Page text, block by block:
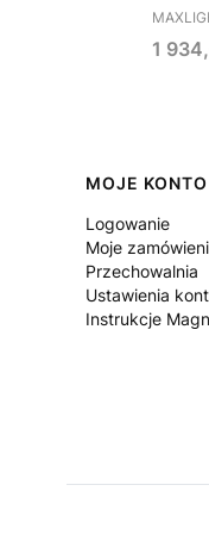
Cena
1
Linki w
MOJE KONTO
Logowanie
Moje
Przechowalnia
Ustawienia
Instrukcje